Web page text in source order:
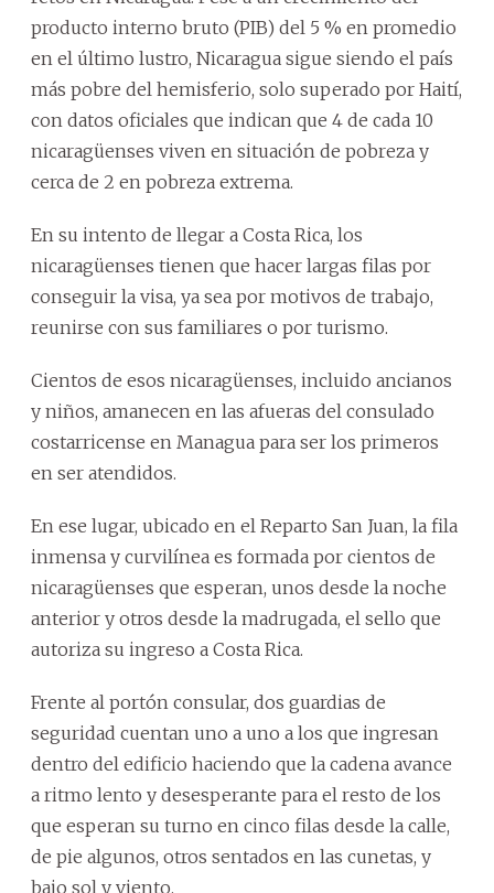
producto interno bruto (PIB) del 5 % en promedio
en el último lustro, Nicaragua sigue siendo el país
más pobre del hemisferio, solo superado por Haití,
con datos oficiales que indican que 4 de cada 10
nicaragüenses viven en situación de pobreza y
cerca de 2 en pobreza extrema.
En su intento de llegar a Costa Rica, los
nicaragüenses tienen que hacer largas filas por
conseguir la visa, ya sea por motivos de trabajo,
reunirse con sus familiares o por turismo.
Cientos de esos nicaragüenses, incluido ancianos
y niños, amanecen en las afueras del consulado
costarricense en Managua para ser los primeros
en ser atendidos.
En ese lugar, ubicado en el Reparto San Juan, la fila
inmensa y curvilínea es formada por cientos de
nicaragüenses que esperan, unos desde la noche
anterior y otros desde la madrugada, el sello que
autoriza su ingreso a Costa Rica.
Frente al portón consular, dos guardias de
seguridad cuentan uno a uno a los que ingresan
dentro del edificio haciendo que la cadena avance
a ritmo lento y desesperante para el resto de los
que esperan su turno en cinco filas desde la calle,
de pie algunos, otros sentados en las cunetas, y
bajo sol y viento.